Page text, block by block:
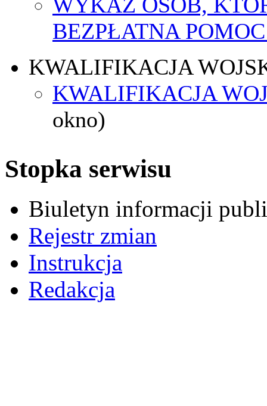
BEZPŁATNA
KWALIFIKACJA
KWALIFIKACJA
okno)
Stopka serwisu
Biuletyn informacji
Rejestr zmian
Instrukcja
Redakcja